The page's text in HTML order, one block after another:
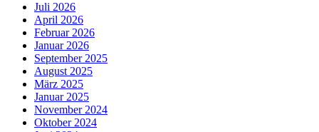
Juli 2026
April 2026
Februar 2026
Januar 2026
September 2025
August 2025
März 2025
Januar 2025
November 2024
Oktober 2024